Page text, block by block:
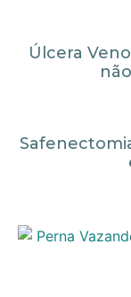
Úlcera